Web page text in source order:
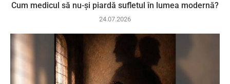
Cum medicul să nu-și piardă sufletul în lumea modernă?
24.07.2026